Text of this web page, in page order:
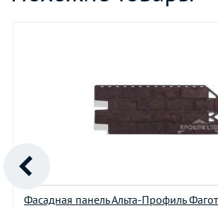
Фасадная панель Альта-Профиль